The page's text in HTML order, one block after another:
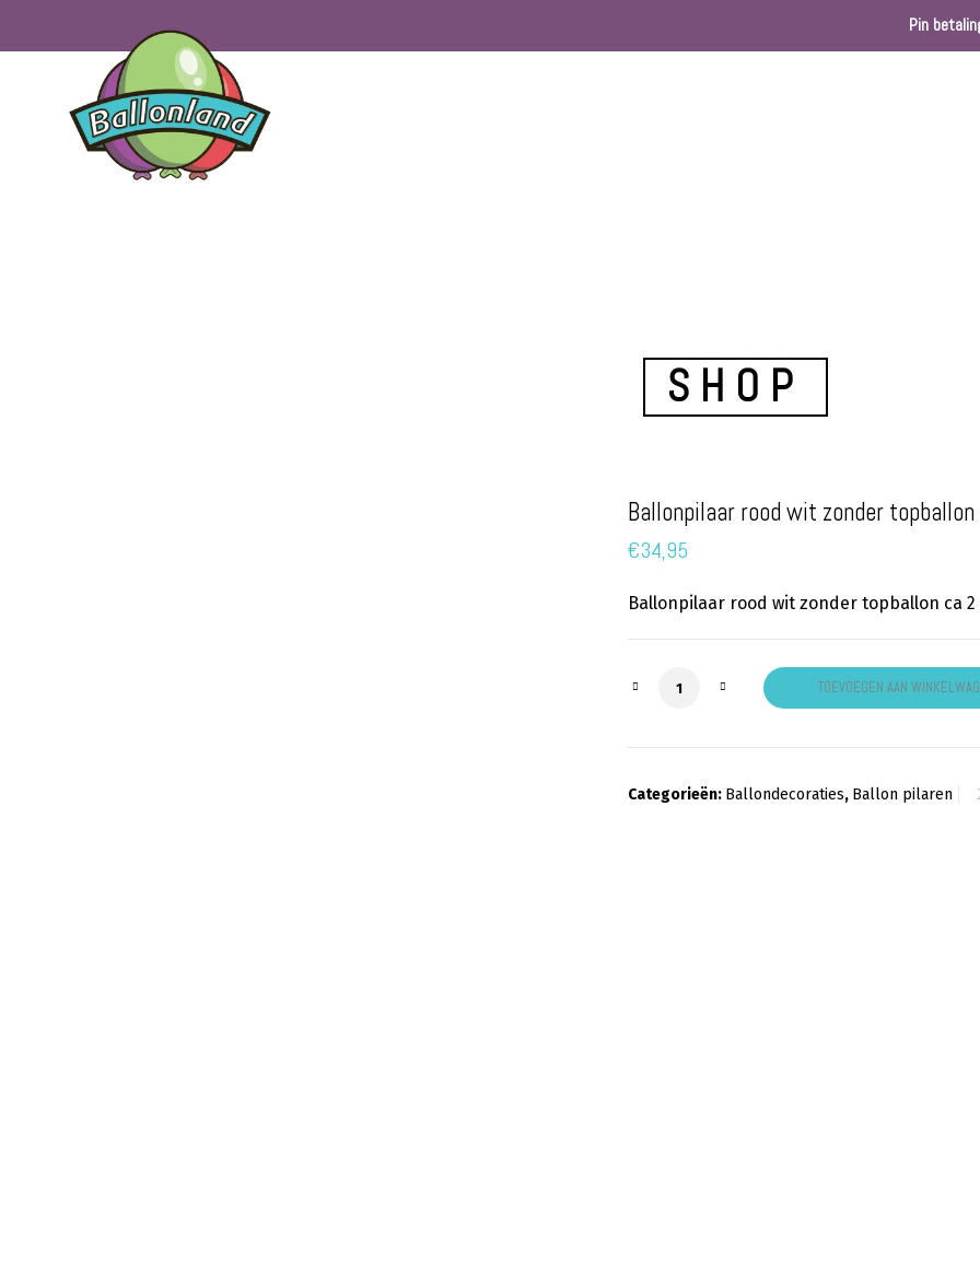
Pin
SHOP
Ballonpilaar rood wit zonder topballon
€34,95
Ballonpilaar rood wit zonder topballon ca
Ballonpilaar rood wit zonder topballon
TOEVOEGEN AAN
Categorieën: Ballondecoraties, Ballon pilaren